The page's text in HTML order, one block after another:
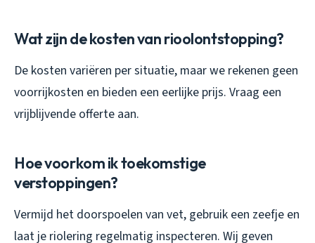
Wat zijn de kosten van rioolontstopping?
De kosten variëren per situatie, maar we rekenen geen
voorrijkosten en bieden een eerlijke prijs. Vraag een
vrijblijvende offerte aan.
Hoe voorkom ik toekomstige
verstoppingen?
Vermijd het doorspoelen van vet, gebruik een zeefje en
laat je riolering regelmatig inspecteren. Wij geven